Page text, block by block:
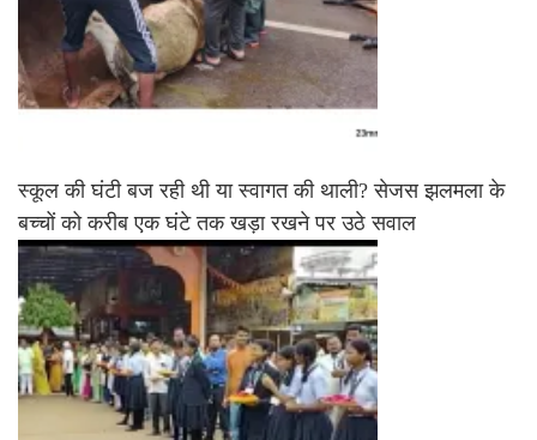
स्कूल की घंटी बज रही थी या स्वागत की थाली? सेजस झलमला के
बच्चों को करीब एक घंटे तक खड़ा रखने पर उठे सवाल